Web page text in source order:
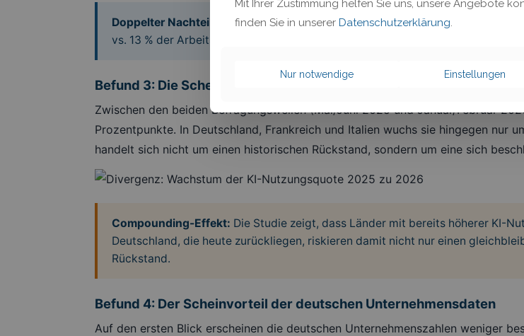
Doppelter Nachteil:
Deutschland hat nicht nur weniger KI-Nutzende (31,5 %
vs. 13 % der Arbeitszeit). Der tatsächliche Rückstand ist damit erheblich
Befund 3: Die Schere öffnet sich – Deutschland fällt aktiv zurück
Zwischen den beiden Befragungswellen (Mai/Juni 2025 und Januar/Februar
Prozentpunkte. In Deutschland, Frankreich und Italien wuchs sie hingegen nur
handelt sich nicht um einen historischen Rückstand, sondern um eine sich
Compounding-Effekt: Die Studie zeigt, dass Länder mit bereits höherer KI-
Deutschland, die heute zurückliegen, riskieren damit nicht nur einen
Rückstand.
Befund 4: Der Scheinvorteil der deutschen Unternehmensdaten
Auf den ersten Blick erscheinen die deutschen Unternehmenszahlen weniger
Mit Ihrer Zustimmung helfen Sie uns, unsere Angebote
finden Sie in unserer Datenschutzerklärung.
Nur notwendige Einstellungen